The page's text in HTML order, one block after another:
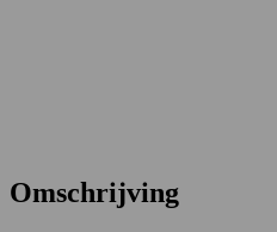
Omschrijving